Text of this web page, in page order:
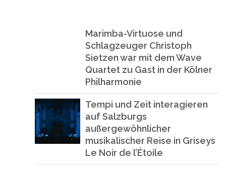
Marimba-Virtuose und
Schlagzeuger Christoph
Sietzen war mit dem Wave
Quartet zu Gast in der Kölner
Philharmonie
Tempi und Zeit interagieren
auf Salzburgs
außergewöhnlicher
musikalischer Reise in Griseys
Le Noir de l’Étoile